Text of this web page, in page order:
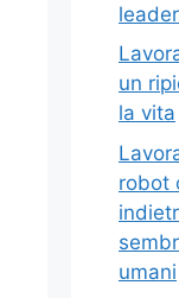
un
la vita
robot
umani